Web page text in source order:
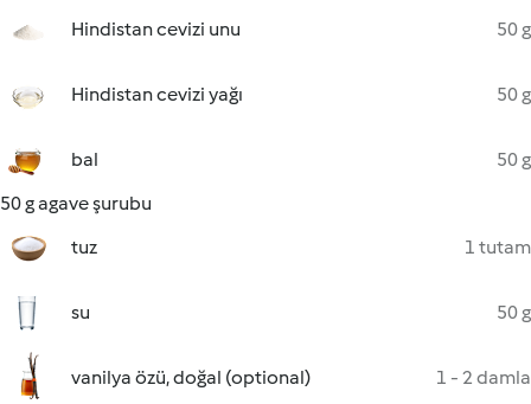
Hindistan cevizi unu 50 g
Hindistan cevizi yağı 50 g
bal
50 g
50 g agave şurubu
tuz
1 tutam
su 50 g
vanilya özü, doğal (optional) 1 - 2 damla